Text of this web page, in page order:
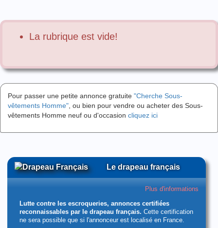
La rubrique est vide!
Pour passer une petite annonce gratuite "Cherche Sous-
vêtements Homme" , ou bien pour vendre ou acheter des Sous-
vêtements Homme neuf ou d'occasion cliquez ici
Le drapeau français
Plus d'informations
Lutte contre les escroqueries, annonces certifiées
reconnaissables par le drapeau français. Cette certification
ne sera possible que si l'annonceur est localisé en France.